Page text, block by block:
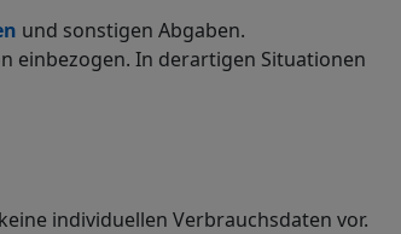
und sonstigen Abgaben.
einbezogen. In derartigen Situationen
individuellen Verbrauchsdaten vor.